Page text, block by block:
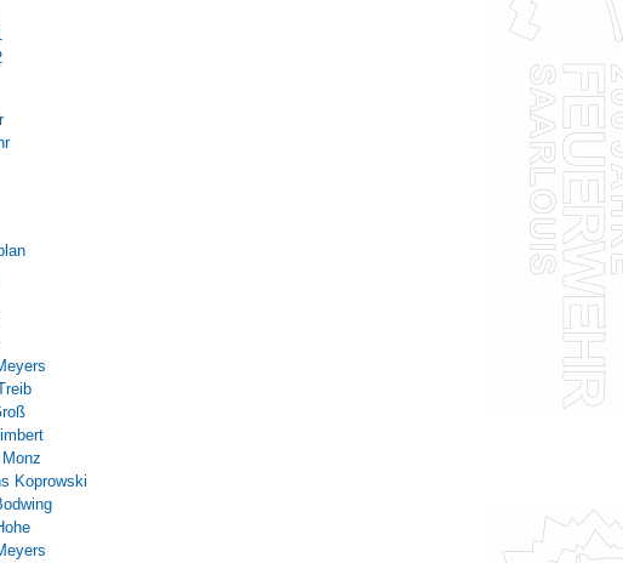
Koprowski